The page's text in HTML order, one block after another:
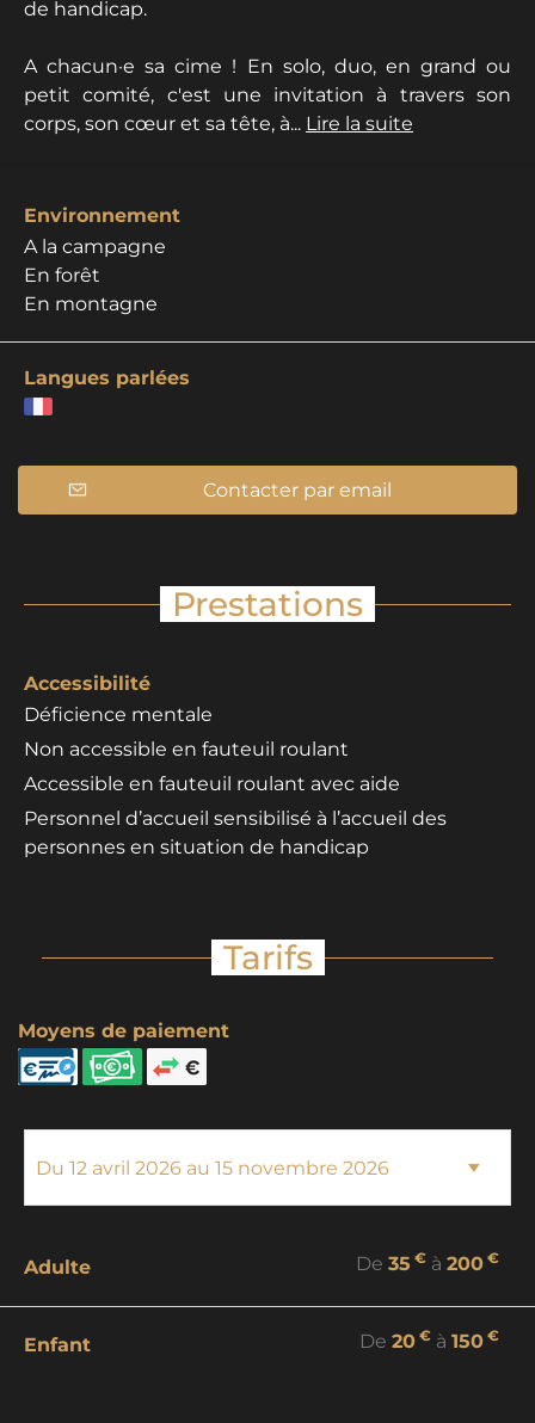
de handicap.
A chacun·e sa cime ! En solo, duo, en grand ou
petit comité, c'est une invitation à travers son
corps, son cœur et sa tête, à... Lire la suite
Environnement
A la campagne
En forêt
En montagne
Langues parlées
Contacter par email
Prestations
Accessibilité
Déficience mentale
Non accessible en fauteuil roulant
Accessible en fauteuil roulant avec aide
Personnel d’accueil sensibilisé à l’accueil des
personnes en situation de handicap
Tarifs
Moyens de paiement
Adulte De 35 € à 200 €
Enfant De 20 € à 150 €